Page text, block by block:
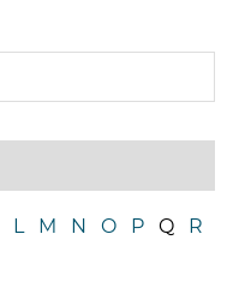
L M N O P Q
R